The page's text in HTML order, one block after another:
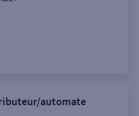
automate